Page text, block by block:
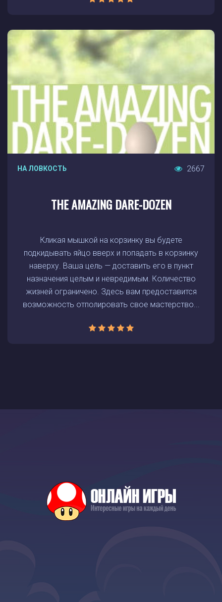
НА ЛОВКОСТЬ 2667
THE AMAZING DARE-DOZEN
Кликая мышкой на корзинку вы будете
подкидывать яйцо вверх и попадать в корзинку
наверху. Ваша цель — доставить его в пункт
назначения целым и невредимым. Количество
жизней ограничено. Здесь вам предоставится
возможность отполировать свое мастерство...